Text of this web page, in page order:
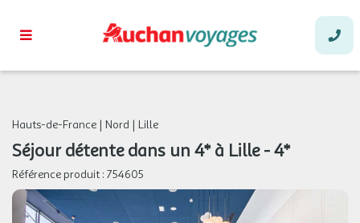
Hauts-de-France | Nord | Lille
Séjour détente dans un 4* à Lille - 4*
Référence produit : 754605